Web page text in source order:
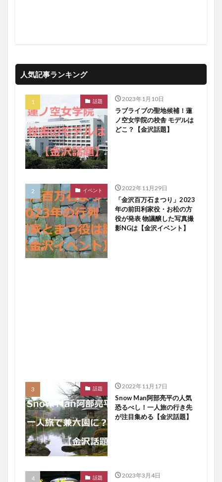
人気記事ランキング
話題 2023年1月10日
ラブライブの聖地候補！蓮
ノ空女学院の校舎 モデルは
どこ？【金沢話題】
イベント 2022年11月29日
「金沢百万石まつり」2023
年の前田利家役・お松の方
役が発表 物議醸した写真撮
影NGは【金沢イベント】
話題 2022年11月17日
Snow Man阿部亮平の人気
恐るべし！一人旅の行き先
が注目集める【金沢話題】
話題 2023年3月4日